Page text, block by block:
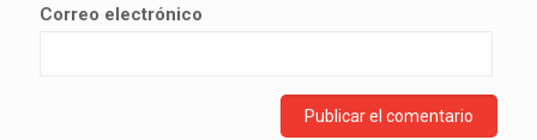
Correo electrónico